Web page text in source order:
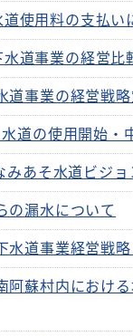
道使用料の支払い
水道事業の経営比
道事業の経営戦
水道の使用開始
みあそ水道ビジ
の漏水について
水道事業経営戦略
阿蘇村内におけ